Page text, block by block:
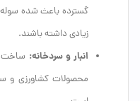
گسترده باعث شده
زیادی داشته باشند.
انبار و سردخانه: ساخت
محصولات کشاورزی و